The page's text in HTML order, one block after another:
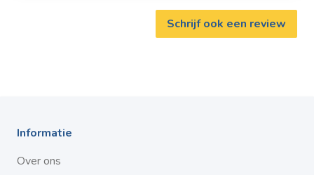
Schrijf ook een review
Informatie
Over ons